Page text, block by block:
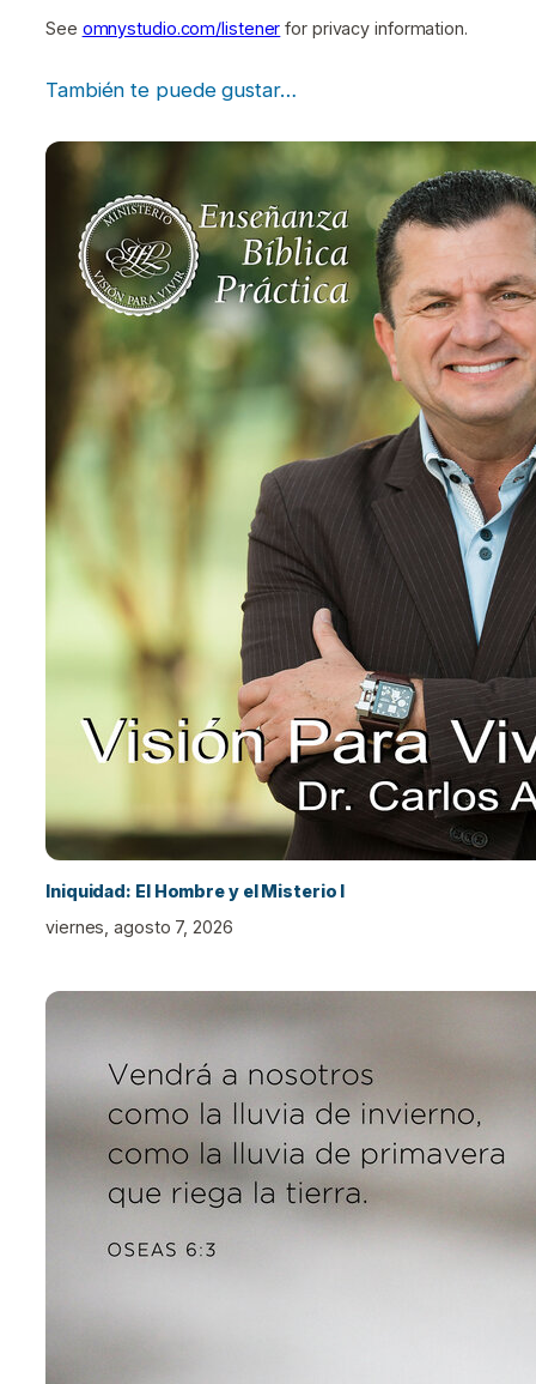
See omnystudio.com/listener for privacy information.
También te puede gustar…
Iniquidad: El Hombre y el Misterio I
viernes, agosto 7, 2026